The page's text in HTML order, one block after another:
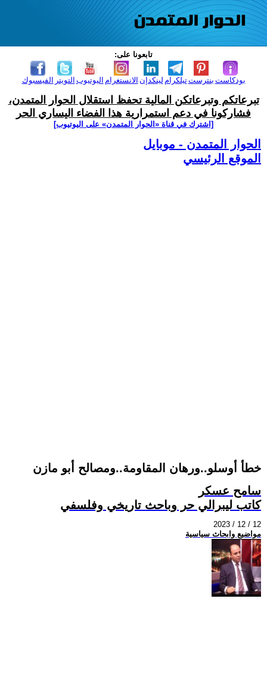
تابعونا على:
الفيسبوك التويتر اليوتيوب الانستغرام لينكدإن تيلكرامبنترست بودكاست
تبرعاتكم وتبرعاتكن المالية تحفظ استقلال الحوار المتمدن،
فشاركونا في دعم استمرارية هذا الفضاء اليساري الحر
[اشترك في قناة ‫«الحوار المتمدن» على اليوتيوب]
الحوار المتمدن - موبايل
الموقع الرئيسي
خطأ أوسلو..ورهان المقاومة..ومصالح أبو مازن
سامح عسكر
كاتب ليبرالي حر وباحث تاريخي وفلسفي
2023 / 12 / 12
مواضيع وابحاث سياسية